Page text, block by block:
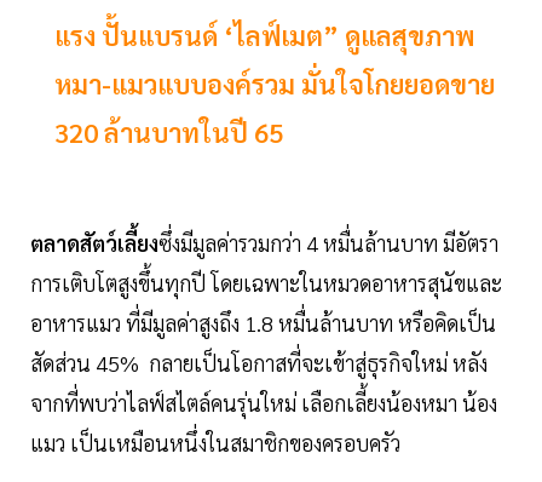
แรง ปั้นแบรนด์ ‘ไลฟ์เมต” ดูแลสุขภาพ
หมา-แมวแบบองค์รวม มั่นใจโกยยอดขาย
320 ล้านบาทในปี 65
ตลาดสัตว์เลี้ยงซึ่งมีมูลค่ารวมกว่า 4 หมื่นล้านบาท มีอัตรา
การเติบโตสูงขึ้นทุกปี โดยเฉพาะในหมวดอาหารสุนัขและ
อาหารแมว ที่มีมูลค่าสูงถึง 1.8 หมื่นล้านบาท หรือคิดเป็น
สัดส่วน 45% กลายเป็นโอกาสที่จะเข้าสู่ธุรกิจใหม่ หลัง
จากที่พบว่าไลฟ์สไตล์คนรุ่นใหม่ เลือกเลี้ยงน้องหมา น้อง
แมว เป็นเหมือนหนึ่งในสมาชิกของครอบครัว